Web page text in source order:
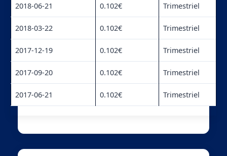
2018-06-21 0.102€ Trimestriel
2018-03-22 0.102€ Trimestriel
2017-12-19 0.102€ Trimestriel
2017-09-20 0.102€ Trimestriel
2017-06-21 0.102€ Trimestriel